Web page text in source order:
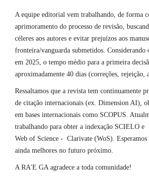
A equipe editorial vem trabalhando, de forma
aprimoramento do processo de revisão,
céleres aos autores e evitar prejuízos aos
fronteira/vanguarda submetidos. Considerando
em 2025, o tempo médio para a primeira
aproximadamente 40 dias (correções, rejeição,
Ressaltamos que a revista tem continuamente
de citação internacionais (ex. Dimension AI),
em bases internacionais como SCOPUS.
trabalhando para obter a indexação SCIELO e
Web of Science - Clarivate (WoS). Esperamos
ainda melhores no futuro próximo.
A RA'E GA agradece a toda comunidade!